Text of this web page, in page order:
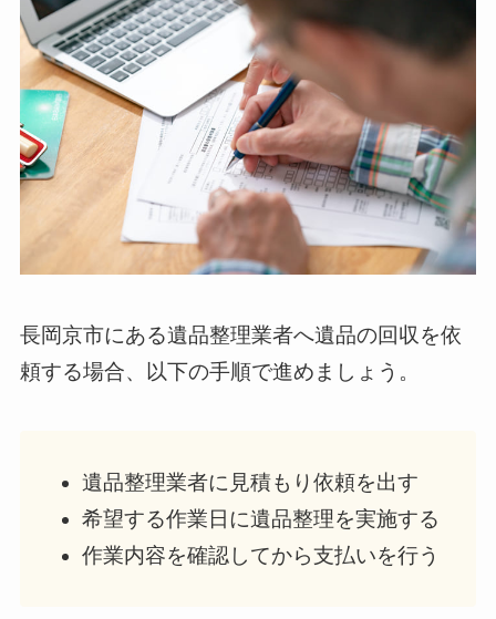
長岡京市にある遺品整理業者へ遺品の回収を依
頼する場合、以下の手順で進めましょう。
遺品整理業者に見積もり依頼を出す
希望する作業日に遺品整理を実施する
作業内容を確認してから支払いを行う